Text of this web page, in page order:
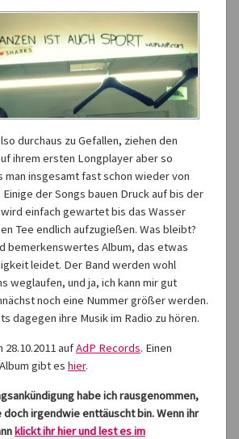
durchaus zu Gefallen, ziehen den
ihrem ersten Longplayer aber so
man insgesamt fast schon wieder von
der Songs bauen Druck auf bis der
einfach gewartet bis das Wasser
Tee endlich aufzugießen. Was bleibt?
bemerkenswertes Album, das etwas
leidet. Der Band werden wohl
weglaufen, und ja, ich kann mir gut
noch eine Nummer größer werden.
dagegen ihre Musik im Radio zu hören.
aufAdP Records. Einen
gibt es hier.
habe ich rausgenommen,
irgendwie enttäuscht bin. Wenn ihr
klickt ihr hier und lest es im